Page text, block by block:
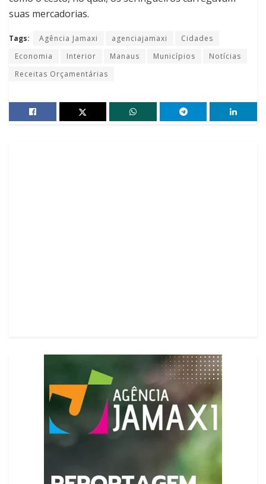
suas mercadorias.
Tags: Agência Jamaxi agenciajamaxi
Cidades
Economia
Interior Manaus Municípios
Notícias
Receitas Orçamentárias